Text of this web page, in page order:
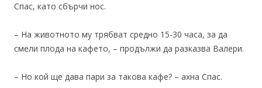
Спас, като сбърчи нос.
– На животното му трябват средно 15-30 часа, за да
смели плода на кафето, – продължи да разказва Валери.
– Но кой ще дава пари за такова кафе? – ахна Спас.